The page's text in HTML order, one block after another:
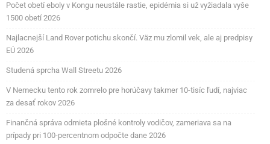
Počet obetí eboly v Kongu neustále rastie, epidémia si už vyžiadala vyše
1500 obetí 2026
Najlacnejší Land Rover potichu skončí. Väz mu zlomil vek, ale aj predpisy
EÚ 2026
Studená sprcha Wall Streetu 2026
V Nemecku tento rok zomrelo pre horúčavy takmer 10-tisíc ľudí, najviac
za desať rokov 2026
Finančná správa odmieta plošné kontroly vodičov, zameriava sa na
prípady pri 100-percentnom odpočte dane 2026